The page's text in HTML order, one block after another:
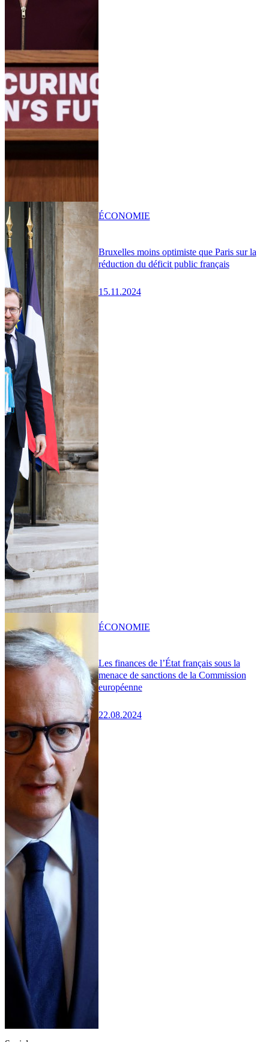
Bruxelles moins optimiste que Paris sur la
réduction du déficit public français
15.11.2024
ÉCONOMIE
Les finances de l’État français sous la
menace de sanctions de la Commission
européenne
22.08.2024
ÉCONOMIE